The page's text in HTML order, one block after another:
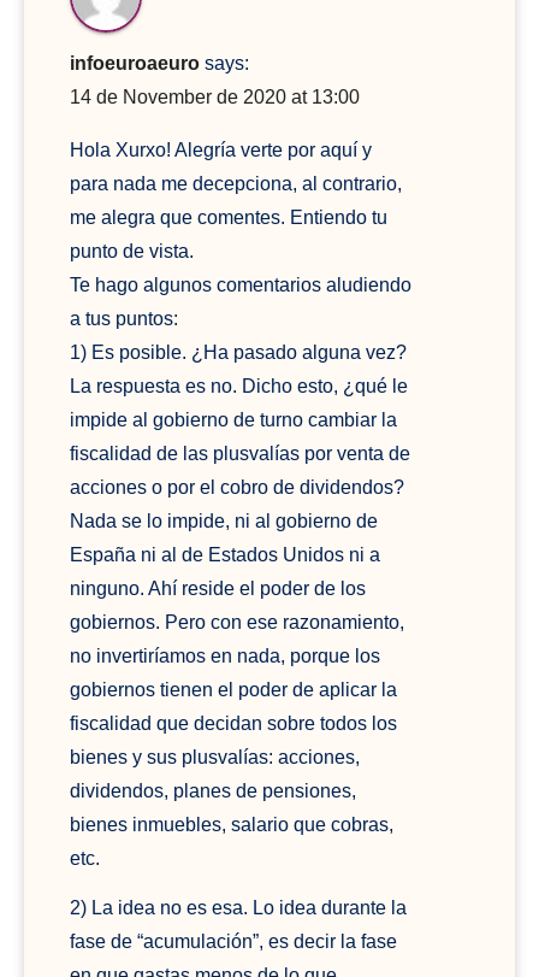
infoeuroaeuro says:
14 de November de 2020 at 13:00
Hola Xurxo! Alegría verte por aquí y
para nada me decepciona, al contrario,
me alegra que comentes. Entiendo tu
punto de vista.
Te hago algunos comentarios aludiendo
a tus puntos:
1) Es posible. ¿Ha pasado alguna vez?
La respuesta es no. Dicho esto, ¿qué le
impide al gobierno de turno cambiar la
fiscalidad de las plusvalías por venta de
acciones o por el cobro de dividendos?
Nada se lo impide, ni al gobierno de
España ni al de Estados Unidos ni a
ninguno. Ahí reside el poder de los
gobiernos. Pero con ese razonamiento,
no invertiríamos en nada, porque los
gobiernos tienen el poder de aplicar la
fiscalidad que decidan sobre todos los
bienes y sus plusvalías: acciones,
dividendos, planes de pensiones,
bienes inmuebles, salario que cobras,
etc.
2) La idea no es esa. Lo idea durante la
fase de “acumulación”, es decir la fase